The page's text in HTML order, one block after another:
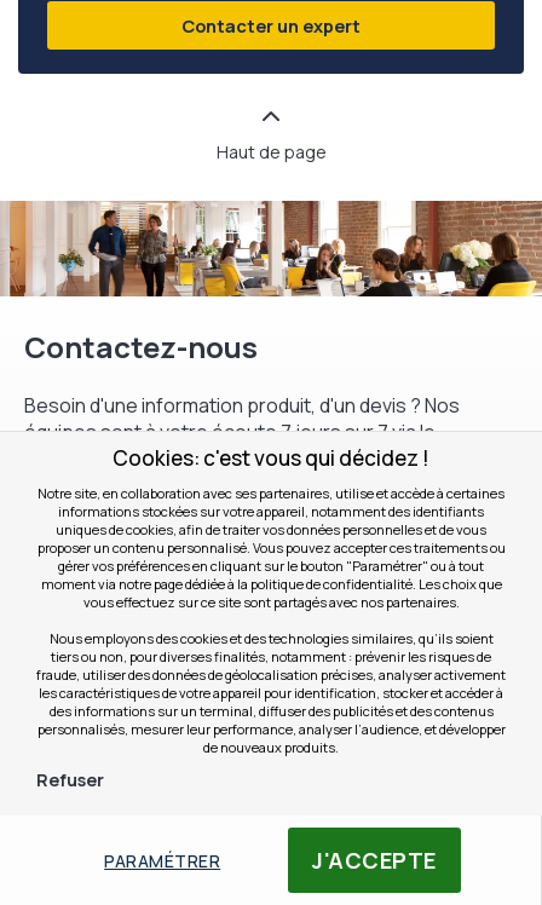
J'ACCEPTE
PARAMÉTRER
Cookies: c'est vous qui décidez !
Notre site, en collaboration avec ses partenaires, utilise et accède à certaines
informations stockées sur votre appareil, notamment des identifiants
uniques de cookies, afin de traiter vos données personnelles et de vous
proposer un contenu personnalisé. Vous pouvez accepter ces traitements ou
gérer vos préférences en cliquant sur le bouton "Paramétrer" ou à tout
moment via notre page dédiée à la politique de confidentialité. Les choix que
vous effectuez sur ce site sont partagés avec nos partenaires.
Nous employons des cookies et des technologies similaires, qu’ils soient
tiers ou non, pour diverses finalités, notamment : prévenir les risques de
fraude, utiliser des données de géolocalisation précises, analyser activement
les caractéristiques de votre appareil pour identification, stocker et accéder à
des informations sur un terminal, diffuser des publicités et des contenus
personnalisés, mesurer leur performance, analyser l’audience, et développer
de nouveaux produits.
Refuser
Contacter un expert
Haut de page
Filtres
Contactez-nous
Besoin d'une information produit, d'un devis ? Nos
équipes sont à votre écoute 7 jours sur 7 via le
formulaire de contact.
Choisissez l'objet de votre demande et l'un de nos
spécialistes vous re-contactera dans les plus brefs
délais.
Contactez-nous par téléphone
0801 23 05 05
Numéro international